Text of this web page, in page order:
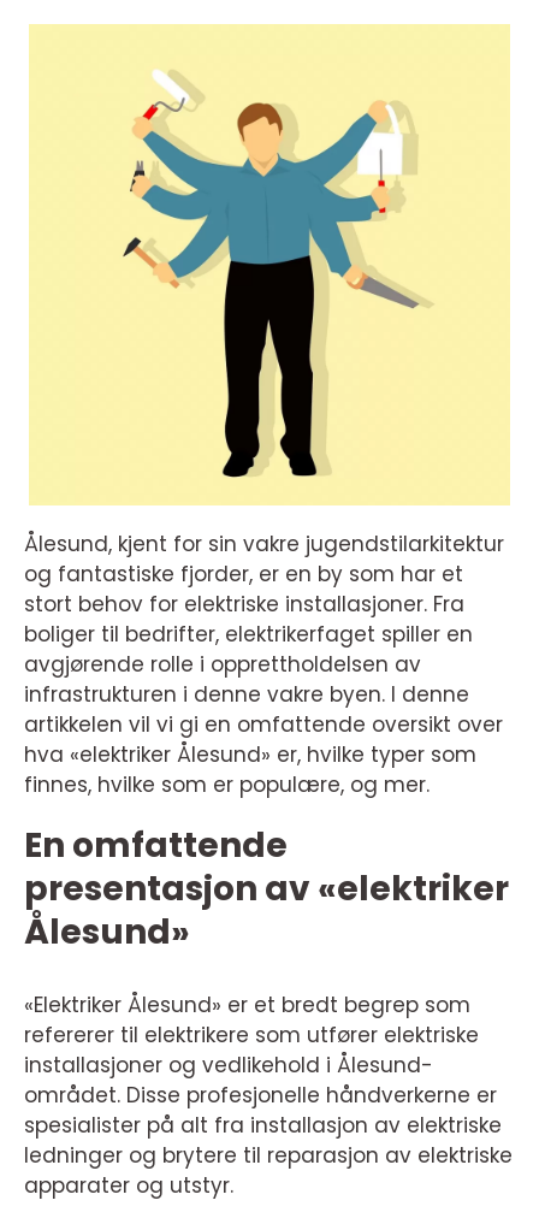
Ålesund, kjent for sin vakre jugendstilarkitektur
og fantastiske fjorder, er en by som har et
stort behov for elektriske installasjoner. Fra
boliger til bedrifter, elektrikerfaget spiller en
avgjørende rolle i opprettholdelsen av
infrastrukturen i denne vakre byen. I denne
artikkelen vil vi gi en omfattende oversikt over
hva «elektriker Ålesund» er, hvilke typer som
finnes, hvilke som er populære, og mer.
En omfattende
presentasjon av «elektriker
Ålesund»
«Elektriker Ålesund» er et bredt begrep som
refererer til elektrikere som utfører elektriske
installasjoner og vedlikehold i Ålesund-
området. Disse profesjonelle håndverkerne er
spesialister på alt fra installasjon av elektriske
ledninger og brytere til reparasjon av elektriske
apparater og utstyr.